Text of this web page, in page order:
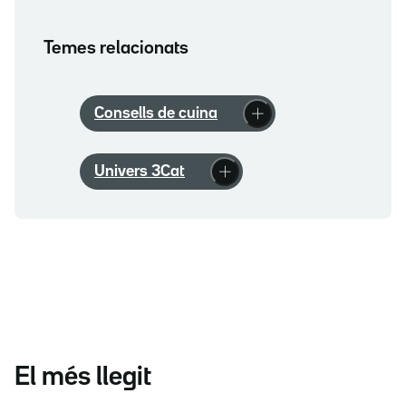
Temes relacionats
Consells de cuina
Univers 3Cat
El més llegit